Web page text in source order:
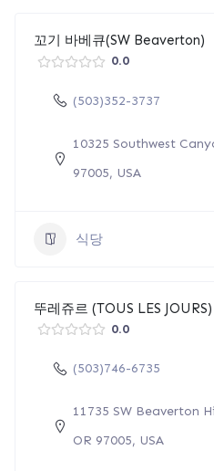
꼬기 바베큐(SW Beaverton)
0.0
(503)352-3737
10325 Southwest
97005, USA
식당
뚜레쥬르 (TOUS LES
0.0
(503)746-6735
11735 SW Beaverton
OR 97005, USA